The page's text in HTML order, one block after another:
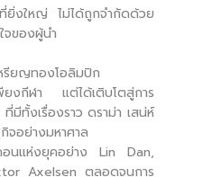
ยิ่งใหญ่ ไม่ได้ถูกจำกัดด้วย
จของผู้นำ
รียญทองโอลิมปิก
ยงกีฬา แต่ได้เติบโตสู่การ
มีทั้งเรื่องราว ดราม่า เสน่ห์
จอย่างมหาศาล
คอนแห่งยุคอย่าง Lin Dan,
Axelsen ตลอดจนการ